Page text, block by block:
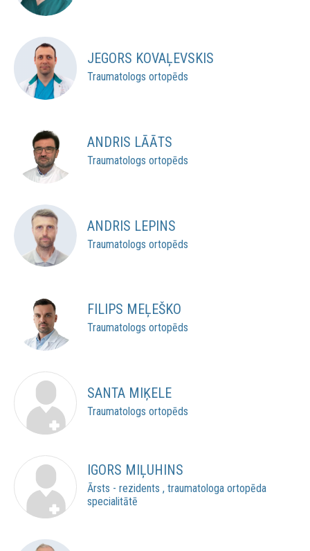
JEGORS KOVAĻEVSKIS
Traumatologs ortopēds
ANDRIS LĀĀTS
Traumatologs ortopēds
ANDRIS LEPINS
Traumatologs ortopēds
FILIPS MEĻEŠKO
Traumatologs ortopēds
SANTA MIĶELE
Traumatologs ortopēds
IGORS MIĻUHINS
Ārsts - rezidents , traumatologa ortopēda
specialitātē